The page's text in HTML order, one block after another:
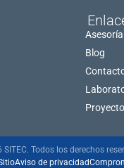
Blog
Todos los derechos
Aviso de privacidad